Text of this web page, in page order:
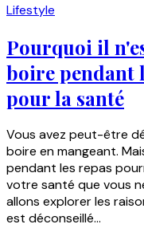
Lifestyle
Pourquoi il
boire pendant
pour la santé
Vous avez peut-être
boire en mangeant.
pendant les repas
votre santé que vous
allons explorer les
est déconseillé...